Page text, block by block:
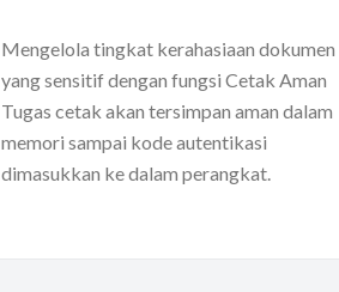
Mengelola tingkat kerahasiaan dokumen
yang sensitif dengan fungsi Cetak Aman
Tugas cetak akan tersimpan aman dalam
memori sampai kode autentikasi
dimasukkan ke dalam perangkat.